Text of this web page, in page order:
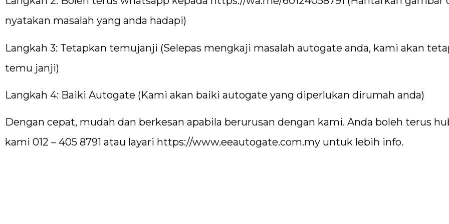
nyatakan masalah yang anda hadapi)
Langkah 3: Tetapkan temujanji (Selepas mengkaji masalah autogate anda, kami akan
temu janji)
Langkah 4: Baiki Autogate (Kami akan baiki autogate yang diperlukan dirumah anda)
Dengan cepat, mudah dan berkesan apabila berurusan dengan kami. Anda boleh terus
kami 012 – 405 8791 atau layari https://www.eeautogate.com.my untuk lebih info.